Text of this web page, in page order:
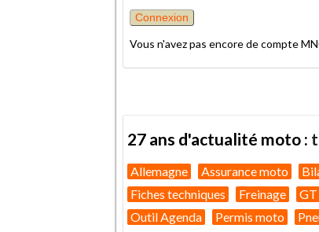
Vous n'avez pas encore de compte
27 ans d'actualité moto :
Allemagne Assurance moto
Fiches techniques
Freinage GT
Outil Agenda
Permis moto